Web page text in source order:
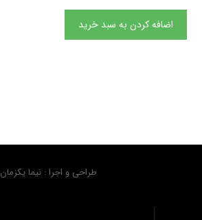
اضافه کردن به سبد خرید
طراحی و اجرا : نیما یکزمان